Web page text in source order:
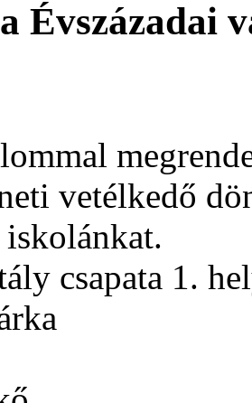
Évszázadai
vetélkedő
csapata 1.